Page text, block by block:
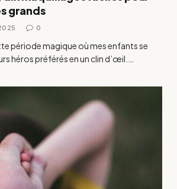
grands
0
période magique où mes enfants se
héros préférés en un clin d’œil.…